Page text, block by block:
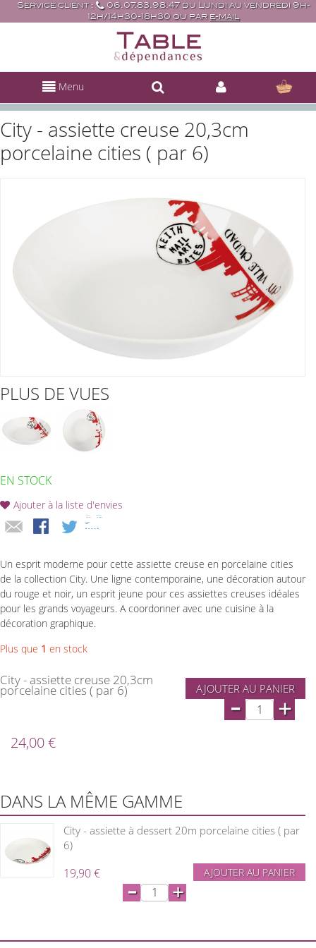
Service client :
06.07.83.98.47 du Lundi au vendredi 9h-
12h/14h30-18h30 ou par e-mail
Menu
City - assiette creuse 20,3cm
porcelaine cities ( par 6)
PLUS DE VUES
EN STOCK
Ajouter à la liste d'envies
Un esprit moderne pour cette assiette creuse en porcelaine cities
de la collection City. Une ligne contemporaine, une décoration autour
du rouge et noir, un esprit jeune pour ces assiettes creuses idéales
pour les grands voyageurs. A coordonner avec une cuisine à la
décoration graphique.
Plus que 1 en stock
City - assiette creuse 20,3cm
porcelaine cities ( par 6) AJOUTER AU PANIER
- +
24,00 €
DANS LA MÊME GAMME
City - assiette à dessert 20m porcelaine cities ( par
6)
19,90 € AJOUTER AU PANIER
- +